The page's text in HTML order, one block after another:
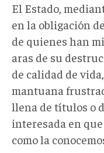
El Estado,
en la obligación
de quienes han
aras de su
de calidad de
mantuana
llena de títulos o
interesada en
como la